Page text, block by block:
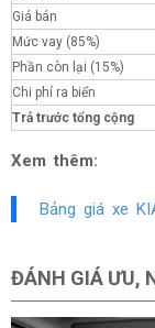
Giá bán
Mức vay (85%)
Phần còn lại (15%)
Chi phí ra biển
Trả trước tổng cộng
Xem thêm:
Bảng giá xe
ĐÁNH GIÁ ƯU,